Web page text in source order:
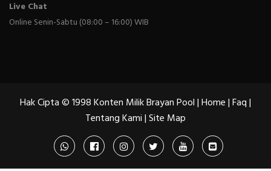
Live Chat
Online Senin-Sabtu (08:00 – 16:00) WIB
Hak Cipta © 1998 Konten Milik Brayan Pool |Home|Faq|
Tentang Kami|Site Map